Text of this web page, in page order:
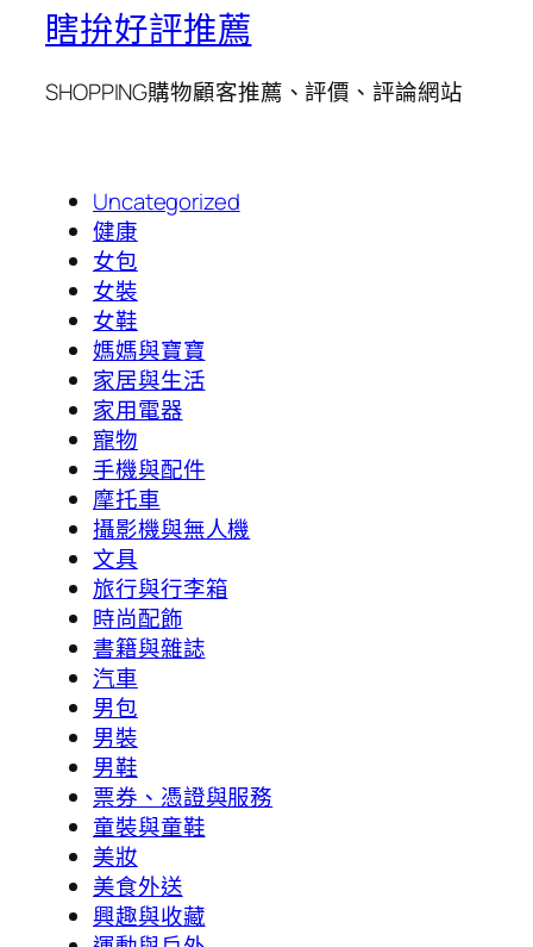
瞎拚好評推薦
SHOPPING購物顧客推薦、評價、評論網站
Uncategorized
健康
女包
女裝
女鞋
媽媽與寶寶
家居與生活
家用電器
寵物
手機與配件
摩托車
攝影機與無人機
文具
旅行與行李箱
時尚配飾
書籍與雜誌
汽車
男包
男裝
男鞋
票券、憑證與服務
童裝與童鞋
美妝
美食外送
興趣與收藏